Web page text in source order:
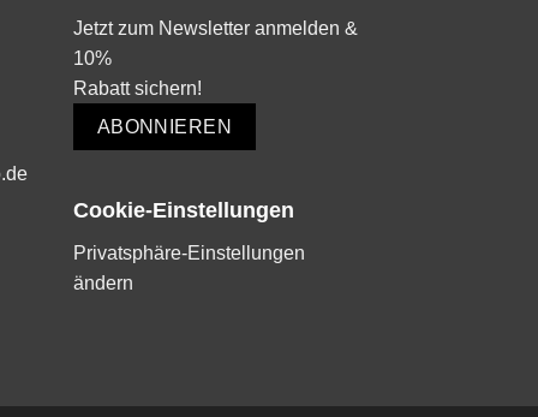
Jetzt zum Newsletter anmelden &
10%
Rabatt sichern!
ABONNIEREN
Cookie-Einstellungen
Privatsphäre-Einstellungen
ändern